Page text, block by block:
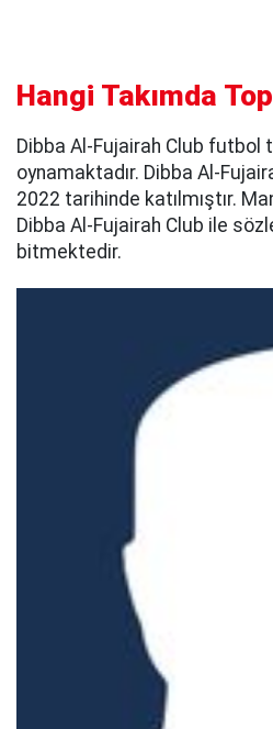
Hangi Takımda
Dibba Al-Fujairah Club futbol
oynamaktadır. Dibba Al-
2022 tarihinde katılmıştır.
Dibba Al-Fujairah Club ile
bitmektedir.